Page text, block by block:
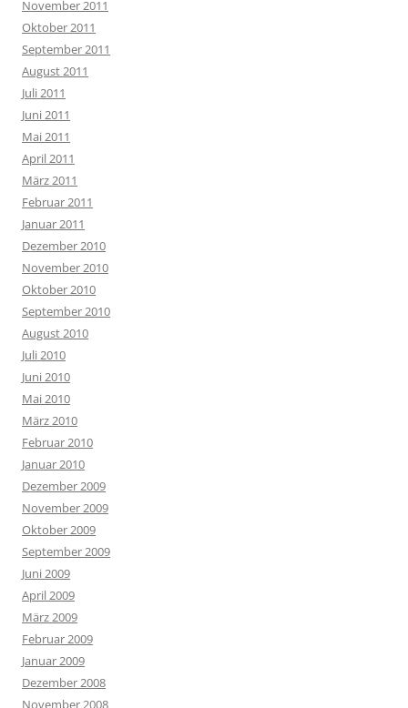
November 2011
Oktober 2011
September 2011
August 2011
Juli 2011
Juni 2011
Mai 2011
April 2011
März 2011
Februar 2011
Januar 2011
Dezember 2010
November 2010
Oktober 2010
September 2010
August 2010
Juli 2010
Juni 2010
Mai 2010
März 2010
Februar 2010
Januar 2010
Dezember 2009
November 2009
Oktober 2009
September 2009
Juni 2009
April 2009
März 2009
Februar 2009
Januar 2009
Dezember 2008
November 2008